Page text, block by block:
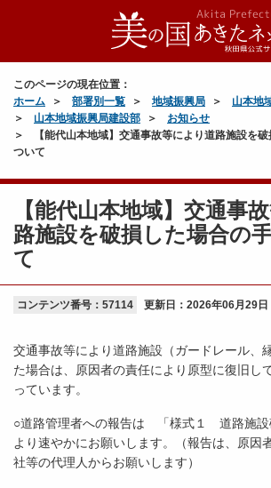
このページの現在位置：
ホーム
部署別一覧 地域振興局
山本地
山本地域振興局建設部
お知らせ
【能代山本地域】交通事故等により道路施設を
ついて
【能代山本地域】交通事
路施設を破損した場合の
て
コンテンツ番号：57114 更新日： 2026年06月29日
交通事故等により道路施設（ガードレール、
た場合は、原因者の責任により原型に復旧し
っています。
○道路管理者への報告は 「様式１ 道路施
より速やかにお願いします。（報告は、原因
社等の代理人からお願いします）